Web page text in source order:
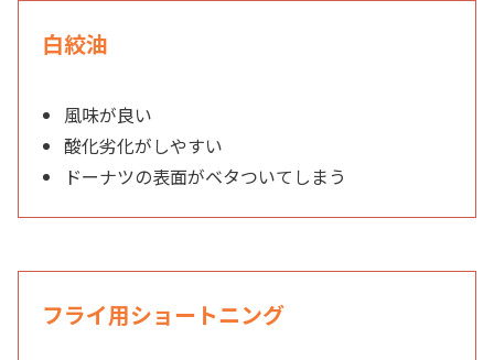
白絞油
風味が良い
酸化劣化がしやすい
ドーナツの表面がベタついてしまう
フライ用ショートニング